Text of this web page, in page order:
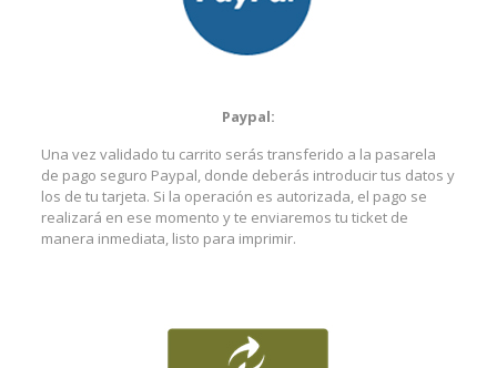
Paypal:
Una vez validado tu carrito serás transferido a la pasarela
de pago seguro Paypal, donde deberás introducir tus datos y
los de tu tarjeta. Si la operación es autorizada, el pago se
realizará en ese momento y te enviaremos tu ticket de
manera inmediata, listo para imprimir.